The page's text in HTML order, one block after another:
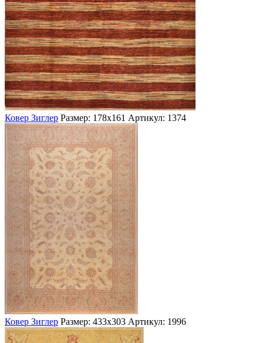
Ковер Зиглер Размер: 178х161 Артикул: 1374
Ковер Зиглер Размер: 433х303 Артикул: 1996